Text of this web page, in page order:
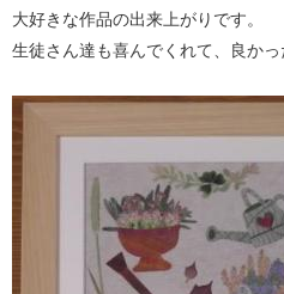
大好きな作品の出来上がりです。
生徒さん達も喜んでくれて、良かっ